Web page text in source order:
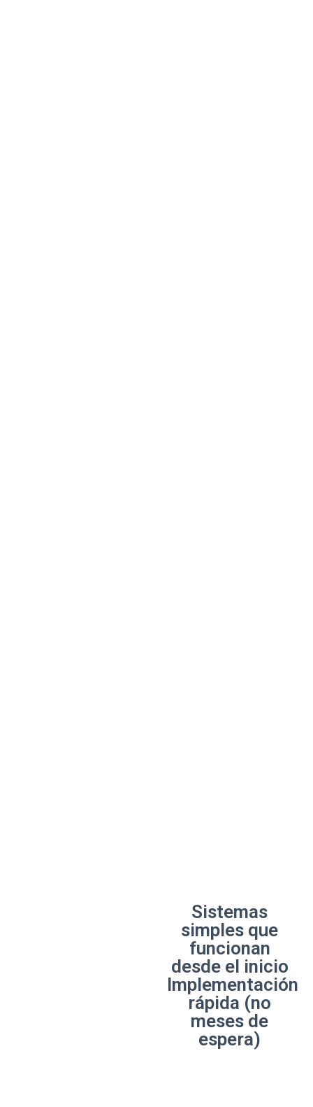
Sistemas
simples que
funcionan
desde el inicio
Implementación
rápida (no
meses de
espera)